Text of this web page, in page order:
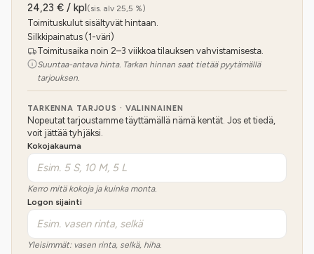
24,23 € / kpl(sis. alv 25,5 %)
Toimituskulut sisältyvät hintaan.
Silkkipainatus (1-väri)
Toimitusaika noin 2–3 viikkoa tilauksen vahvistamisesta.
Suuntaa-antava hinta. Tarkan hinnan saat tietää pyytämällä
tarjouksen.
TARKENNA TARJOUS · VALINNAINEN
Nopeutat tarjoustamme täyttämällä nämä kentät. Jos et tiedä,
voit jättää tyhjäksi.
Kokojakauma
Kerro mitä kokoja ja kuinka monta.
Logon sijainti
Yleisimmät: vasen rinta, selkä, hiha.